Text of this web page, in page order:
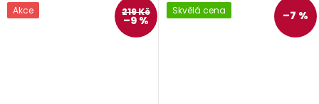
Akce 219 Kč
–9 %
Skvělá cena –7 %